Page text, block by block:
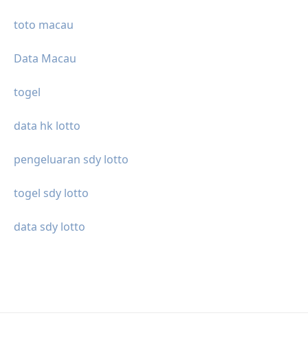
toto macau
Data Macau
togel
data hk lotto
pengeluaran sdy lotto
togel sdy lotto
data sdy lotto